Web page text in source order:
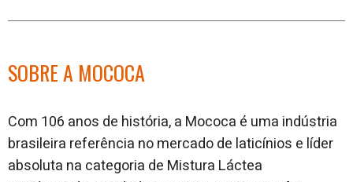
SOBRE A MOCOCA
Com 106 anos de história, a Mococa é uma indústria
brasileira referência no mercado de laticínios e líder
absoluta na categoria de Mistura Láctea